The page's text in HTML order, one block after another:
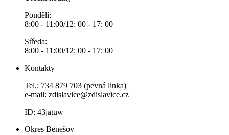
Pondělí:
8:00 - 11:00/12: 00 - 17: 00
Středa:
8:00 - 11:00/12: 00 - 17: 00
Kontakty
Tel.: 734 879 703 (pevná linka)
e-mail: zdislavice@zdislavice.cz
ID: 43jatuw
Okres Benešov